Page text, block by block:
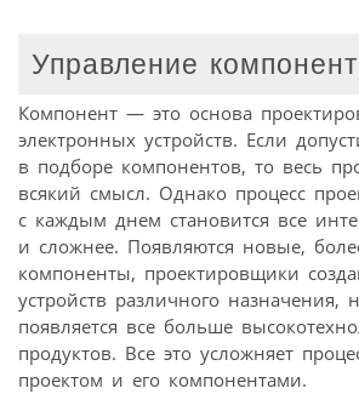
Управление
Компонент — это основа
электронных устройств. Если
в подборе компонентов, то весь
всякий смысл. Однако процесс
с каждым днем становится все
и сложнее. Появляются новые,
компоненты, проектировщики
устройств различного назначения,
появляется все больше
продуктов. Все это усложняет
проектом и его компонентами.